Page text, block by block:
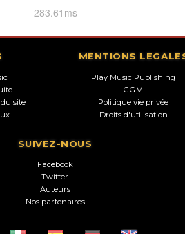
283.61ms
site
MENTIONS
Play Music Publishing
C.G.V.
Politique vie privée
Droits d'utilisation
SUIVEZ-NOUS
Facebook
Twitter
Auteurs
Nos partenaires